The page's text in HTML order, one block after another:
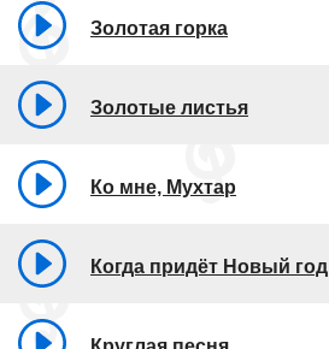
Золотая горка
Золотые листья
Ко мне, Мухтар
Когда придёт Новый год